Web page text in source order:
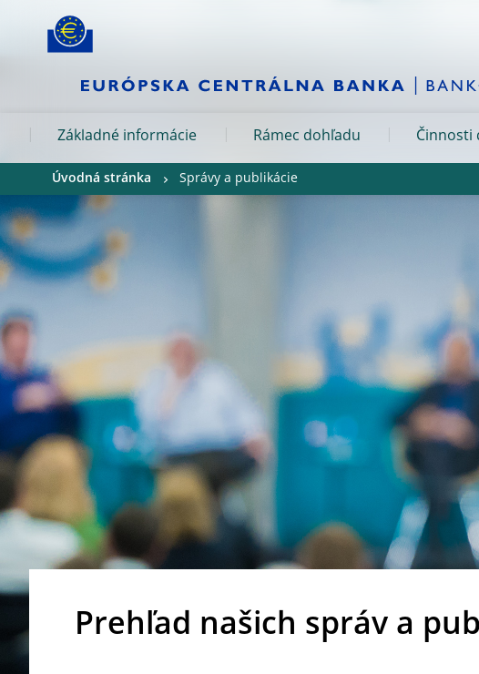
Skip to:
Základné informácie Rámec dohľadu Činnosti
Úvodná stránka Správy a publikácie
Prehľad našich správ a